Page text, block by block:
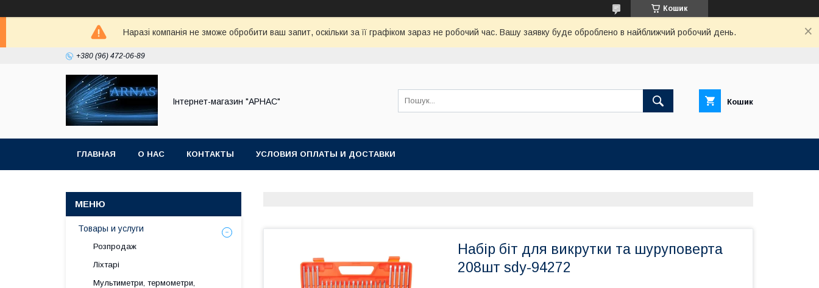
Кошик
Наразі компанія не зможе обробити ваш запит, оскільки за її графіком зараз не робочий час. Вашу заявку буде оброблено в найближчий робочий день.
+380 (96) 472-06-89
Інтернет-магазин "АРНАС" Кошик
ГЛАВНАЯ О НАС КОНТАКТЫ УСЛОВИЯ ОПЛАТЫ И ДОСТАВКИ
Набір біт для викрутки та шуруповерта
208шт sdy-94272
Товары и услуги
Розпродаж
Ліхтарі
Мультиметри, термометри,